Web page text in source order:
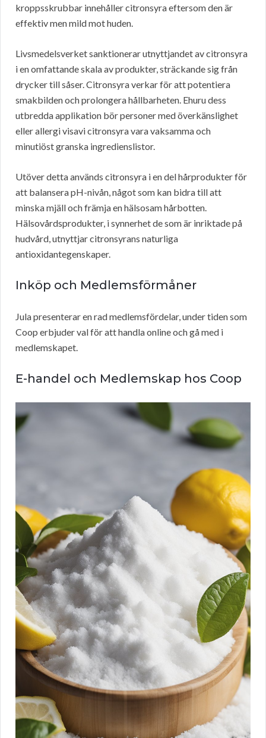
kroppsskrubbar innehåller citronsyra eftersom den är
effektiv men mild mot huden.
Livsmedelsverket sanktionerar utnyttjandet av citronsyra
i en omfattande skala av produkter, sträckande sig från
drycker till såser. Citronsyra verkar för att potentiera
smakbilden och prolongera hållbarheten. Ehuru dess
utbredda applikation bör personer med överkänslighet
eller allergi visavi citronsyra vara vaksamma och
minutiöst granska ingredienslistor.
Utöver detta används citronsyra i en del hårprodukter för
att balansera pH-nivån, något som kan bidra till att
minska mjäll och främja en hälsosam hårbotten.
Hälsovårdsprodukter, i synnerhet de som är inriktade på
hudvård, utnyttjar citronsyrans naturliga
antioxidantegenskaper.
Inköp och Medlemsförmåner
Jula presenterar en rad medlemsfördelar, under tiden som
Coop erbjuder val för att handla online och gå med i
medlemskapet.
E-handel och Medlemskap hos Coop